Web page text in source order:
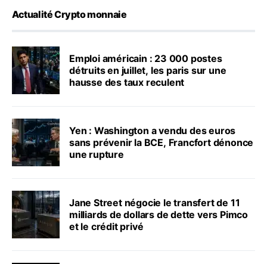
Actualité Crypto monnaie
Emploi américain : 23 000 postes
détruits en juillet, les paris sur une
hausse des taux reculent
Yen : Washington a vendu des euros
sans prévenir la BCE, Francfort dénonce
une rupture
Jane Street négocie le transfert de 11
milliards de dollars de dette vers Pimco
et le crédit privé